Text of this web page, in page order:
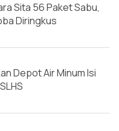
Sita 56 Paket Sabu,
Diringkus
Depot Air Minum Isi